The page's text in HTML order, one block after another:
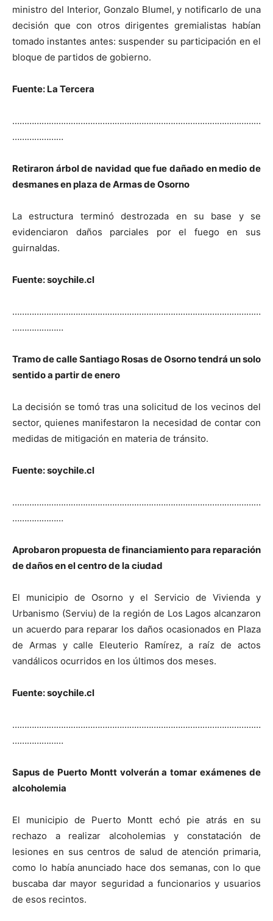
ministro del Interior, Gonzalo Blumel, y notificarlo de una
decisión que con otros dirigentes gremialistas habían
tomado instantes antes: suspender su participación en el
bloque de partidos de gobierno.
Fuente: La Tercera
…………………………………………………………………………………………
…………………
Retiraron árbol de navidad que fue dañado en medio de
desmanes en plaza de Armas de Osorno
La estructura terminó destrozada en su base y se
evidenciaron daños parciales por el fuego en sus
guirnaldas.
Fuente: soychile.cl
…………………………………………………………………………………………
…………………
Tramo de calle Santiago Rosas de Osorno tendrá un solo
sentido a partir de enero
La decisión se tomó tras una solicitud de los vecinos del
sector, quienes manifestaron la necesidad de contar con
medidas de mitigación en materia de tránsito.
Fuente: soychile.cl
…………………………………………………………………………………………
…………………
Aprobaron propuesta de financiamiento para reparación
de daños en el centro de la ciudad
El municipio de Osorno y el Servicio de Vivienda y
Urbanismo (Serviu) de la región de Los Lagos alcanzaron
un acuerdo para reparar los daños ocasionados en Plaza
de Armas y calle Eleuterio Ramírez, a raíz de actos
vandálicos ocurridos en los últimos dos meses.
Fuente: soychile.cl
…………………………………………………………………………………………
…………………
Sapus de Puerto Montt volverán a tomar exámenes de
alcoholemia
El municipio de Puerto Montt echó pie atrás en su
rechazo a realizar alcoholemias y constatación de
lesiones en sus centros de salud de atención primaria,
como lo había anunciado hace dos semanas, con lo que
buscaba dar mayor seguridad a funcionarios y usuarios
de esos recintos.